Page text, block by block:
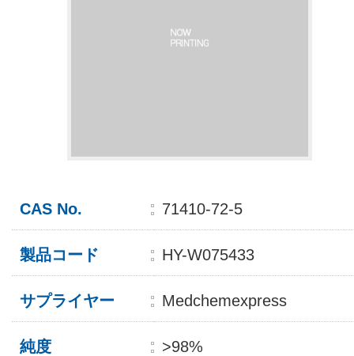
CAS No. 71410-72-5
製品コード HY-W075433
サプライヤー Medchemexpress
純度 >98%